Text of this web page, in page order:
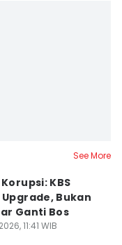
See More
KBS
Bukan
Ganti Bos
11:41 WIB